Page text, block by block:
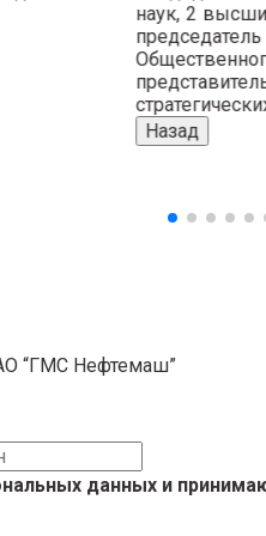
наук, 2
председатель
Назад
“ГМС Нефтемаш”
данных и